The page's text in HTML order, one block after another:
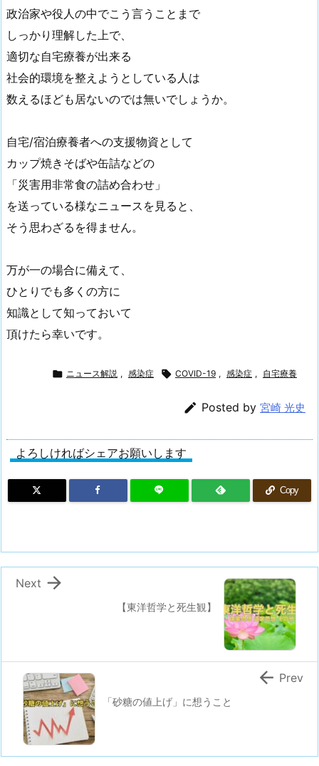
政治家や役人の中でこう言うことまで
しっかり理解した上で、
適切な自宅療養が出来る
社会的環境を整えようとしている人は
数えるほども居ないのでは無いでしょうか。
自宅/宿泊療養者への支援物資として
カップ焼きそばや缶詰などの
「災害用非常食の詰め合わせ」
を送っている様なニュースを見ると、
そう思わざるを得ません。
万が一の場合に備えて、
ひとりでも多くの方に
知識として知っておいて
頂けたら幸いです。
 ニュース解説 , 感染症  COVID-19 , 感染症 , 自宅療養
 Posted by 宮崎 光史
よろしければシェアお願いします
Copy
【東洋哲学と死生観】

Next
「砂糖の値上げ」に想うこと
 Prev